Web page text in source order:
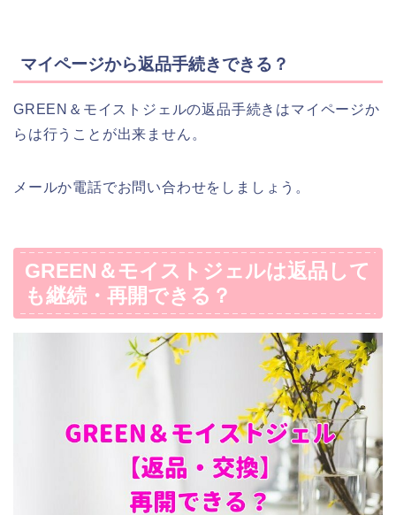
マイページから返品手続きできる？
GREEN＆モイストジェルの返品手続きはマイページか
らは行うことが出来ません。
メールか電話でお問い合わせをしましょう。
GREEN＆モイストジェルは返品して
も継続・再開できる？